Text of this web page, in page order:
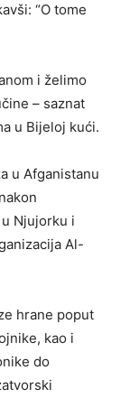
“O tome
i želimo
– saznat
u Bijeloj kući.
u Afganistanu
Njujorku i
Al-
hrane poput
kao i
do